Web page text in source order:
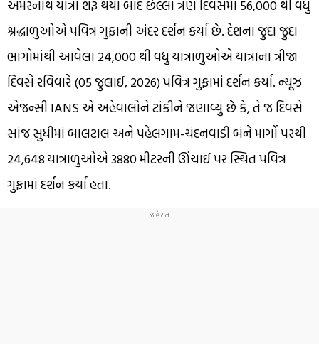
અમરનાથ યાત્રા શરૂ થયા બાદ છેલ્લા ત્રણ દિવસમાં 56,000 થી વધુ
શ્રદ્ધાળુઓએ પવિત્ર ગુફાની અંદર દર્શન કર્યા છે. દેશના જુદા જુદા
ભાગોમાંથી આવેલા 24,000 થી વધુ યાત્રાળુઓએ યાત્રાના ત્રીજા
દિવસે રવિવારે (05 જુલાઈ, 2026) પવિત્ર ગુફામાં દર્શન કર્યા. ન્યૂઝ
એજન્સી IANS એ અહેવાલોને ટાંકીને જણાવ્યું છે કે, તે જ દિવસે
સાંજ સુધીમાં બાલટાલ અને પહેલગામ-ચંદનવાડી બંને માર્ગો પરથી
24,648 યાત્રાળુઓએ 3880 મીટરની ઊંચાઈ પર સ્થિત પવિત્ર
ગુફામાં દર્શન કર્યા હતા.